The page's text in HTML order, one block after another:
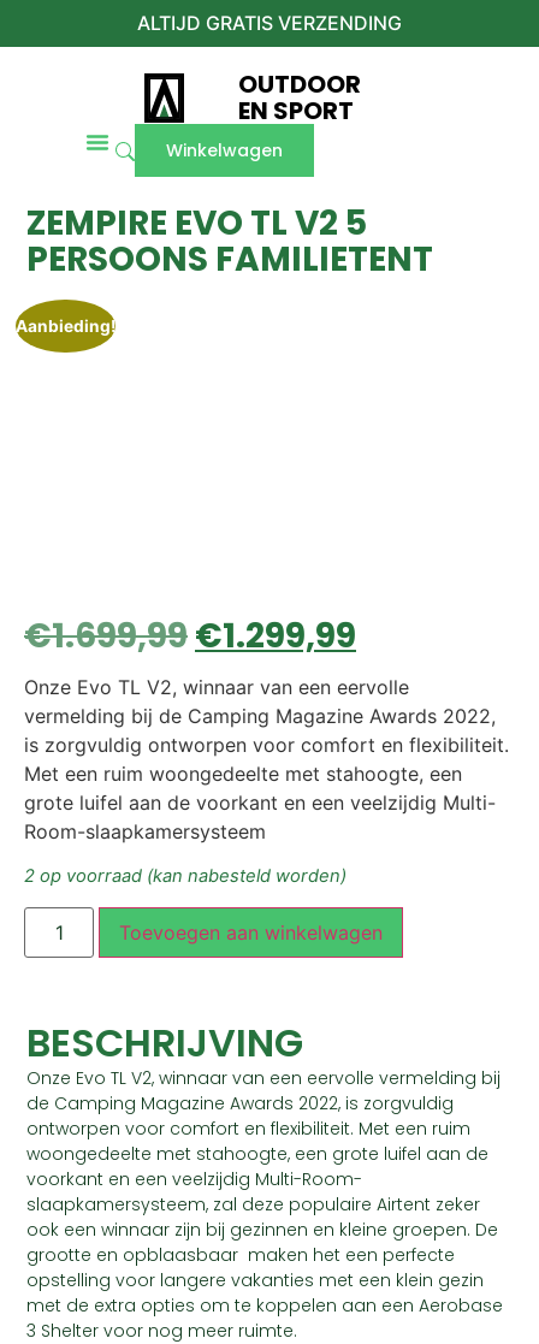
ALTIJD GRATIS VERZENDING
OUTDOOR
EN SPORT
Winkelwagen
ZEMPIRE EVO TL V2 5
PERSOONS FAMILIETENT
Aanbieding!
€1.699,99€1.299,99
Onze Evo TL V2, winnaar van een eervolle
vermelding bij de Camping Magazine Awards 2022,
is zorgvuldig ontworpen voor comfort en flexibiliteit.
Met een ruim woongedeelte met stahoogte, een
grote luifel aan de voorkant en een veelzijdig Multi-
Room-slaapkamersysteem
2 op voorraad (kan nabesteld worden)
Toevoegen aan winkelwagen
BESCHRIJVING
Onze Evo TL V2, winnaar van een eervolle vermelding bij
de Camping Magazine Awards 2022, is zorgvuldig
ontworpen voor comfort en flexibiliteit. Met een ruim
woongedeelte met stahoogte, een grote luifel aan de
voorkant en een veelzijdig Multi-Room-
slaapkamersysteem, zal deze populaire Airtent zeker
ook een winnaar zijn bij gezinnen en kleine groepen. De
grootte en opblaasbaar maken het een perfecte
opstelling voor langere vakanties met een klein gezin
met de extra opties om te koppelen aan een Aerobase
3 Shelter voor nog meer ruimte.